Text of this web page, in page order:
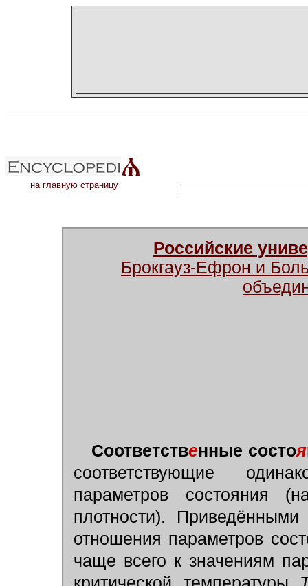
на главную страницу
Российские
Брокгауз-Ефрон и
Соответственные состоя
соответствующие
параметров состояния
плотности).
отношения параметров
чаще всего к значениям